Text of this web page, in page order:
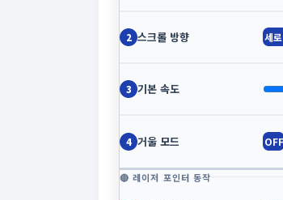
2 스크롤 방향 세
3 기본 속도
4 거울 모드 OFF
🔴 레이저 포인터 동작